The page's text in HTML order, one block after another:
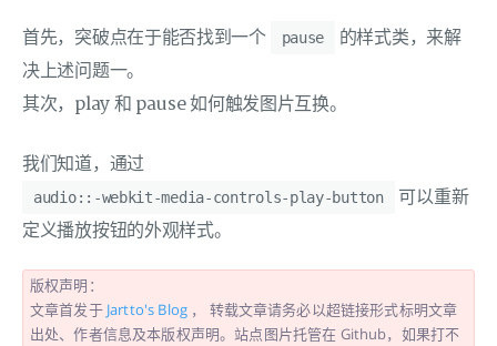
首先，突破点在于能否找到一个 pause
的样式类，来解
决上述问题一。
其次，play 和 pause 如何触发图片互换。
我们知道，通过
audio::-webkit-media-controls-play-button
可以重新
定义播放按钮的外观样式。
版权声明：
文章首发于 Jartto's Blog ， 转载文章请务必以超链接形式标明文章
出处、作者信息及本版权声明。站点图片托管在 Github，如果打不